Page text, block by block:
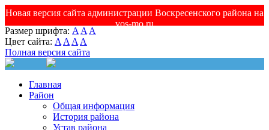
Новая версия сайта администрации Воскресенского района на
vos-mo.ru
Размер шрифта: A A A
Цвет сайта: A A A A
Полная версия сайта
Главная
Район
Общая информация
История района
Устав района